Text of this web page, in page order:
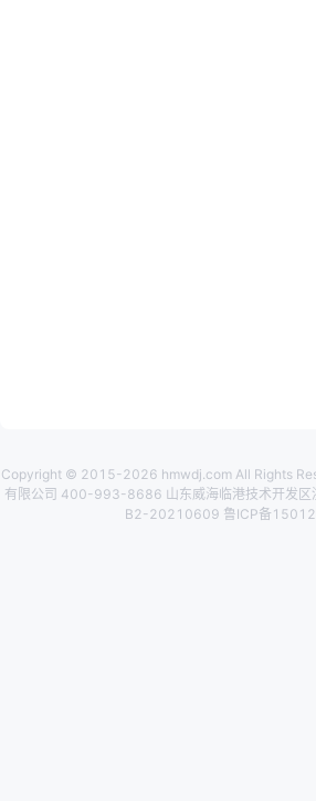
Copyright © 2015-2026 hmwdj.com All Rights
有限公司 400-993-8686 山东威海临港技术开发区
B2-20210609 鲁ICP备